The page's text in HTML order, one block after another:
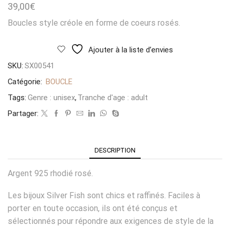
39,00€
Boucles style créole en forme de coeurs rosés.
Ajouter à la liste d’envies
SKU: SX00541
Catégorie: BOUCLE
Tags: Genre : unisex, Tranche d'age : adult
Partager:
DESCRIPTION
Argent 925 rhodié rosé.
Les bijoux Silver Fish sont chics et raffinés. Faciles à
porter en toute occasion, ils ont été conçus et
sélectionnés pour répondre aux exigences de style de la